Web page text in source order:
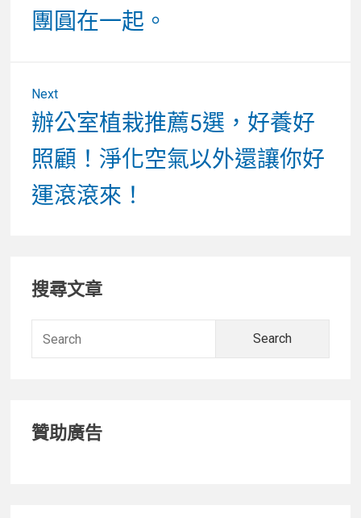
團圓在一起。
Next
Next
post:
辦公室植栽推薦5選，好養好
照顧！淨化空氣以外還讓你好
運滾滾來！
Primary
Sidebar
搜尋文章
贊助廣告